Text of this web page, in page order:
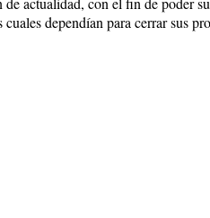
dependían para cerrar sus